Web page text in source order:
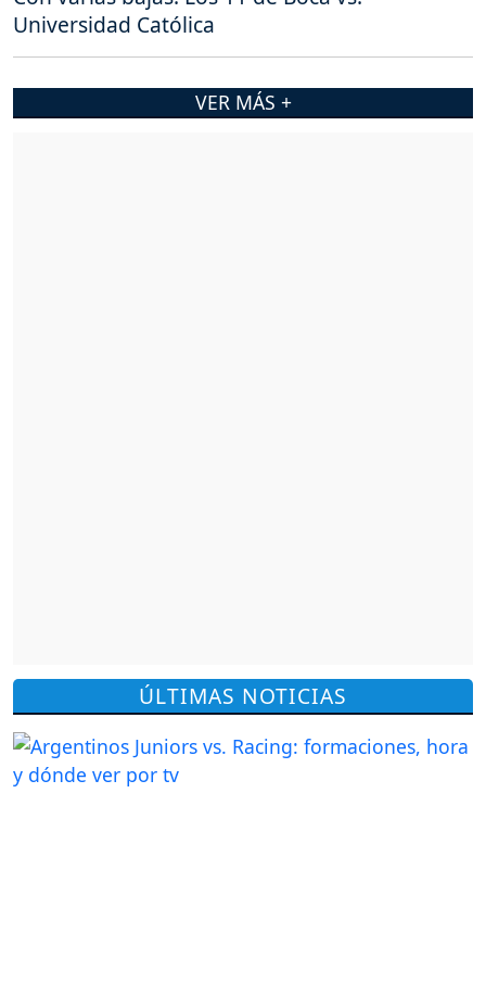
ÚLTIMAS NOTICIAS
Universidad Católica
VER MÁS +